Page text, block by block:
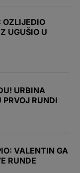
UGUŠIO U
URBINA
PRVOJ RUNDI
VALENTIN GA
RUNDE